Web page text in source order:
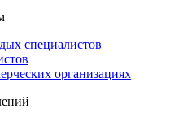
специалистов
организациях